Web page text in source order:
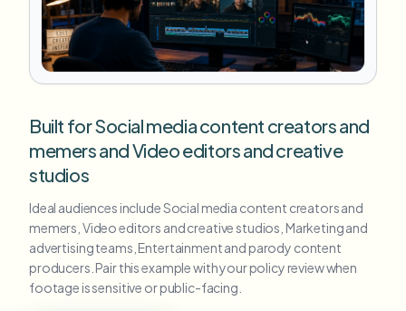
Built for Social media content creators and
memers and Video editors and creative
studios
Ideal audiences include Social media content creators and
memers, Video editors and creative studios, Marketing and
advertising teams, Entertainment and parody content
producers. Pair this example with your policy review when
footage is sensitive or public-facing.